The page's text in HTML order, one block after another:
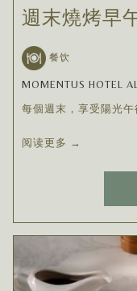
週末燒烤早
餐饮
MOMENTUS HOTEL
每個週末，享受陽光午
阅读更多